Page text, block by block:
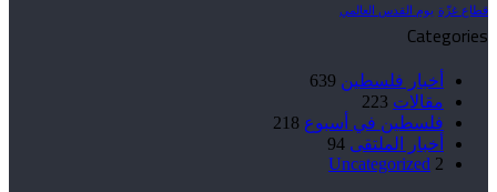
قطاع غزّة يوم القدس العالمي
Categories
أخبار فلسطين 639
مقالات 223
فلسطين في أسبوع 218
أخبار الملتقى 94
Uncategorized 2